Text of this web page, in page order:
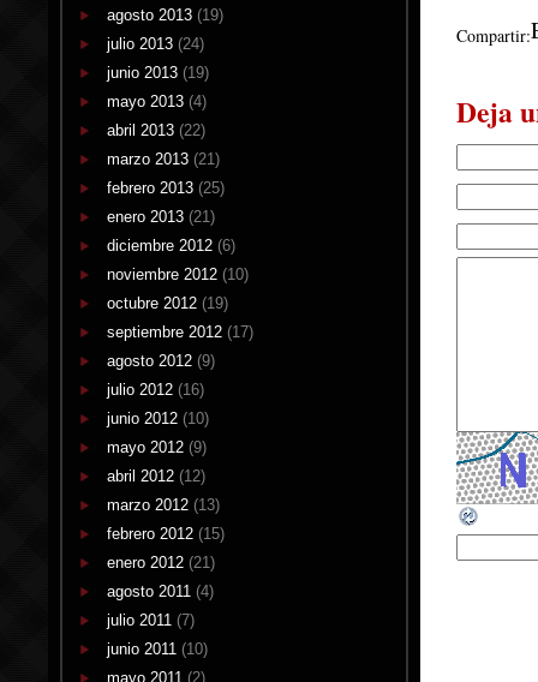
agosto 2013 (19)
julio 2013 (24)
junio 2013 (19)
mayo 2013 (4)
abril 2013 (22)
marzo 2013 (21)
febrero 2013 (25)
enero 2013 (21)
diciembre 2012 (6)
noviembre 2012 (10)
octubre 2012 (19)
septiembre 2012 (17)
agosto 2012 (9)
julio 2012 (16)
junio 2012 (10)
mayo 2012 (9)
abril 2012 (12)
marzo 2012 (13)
febrero 2012 (15)
enero 2012 (21)
agosto 2011 (4)
julio 2011 (7)
junio 2011 (10)
mayo 2011 (2)
Compartir:
Deja